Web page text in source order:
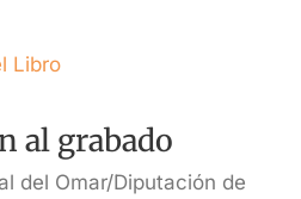
Libro
al grabado
del Omar/Diputación de